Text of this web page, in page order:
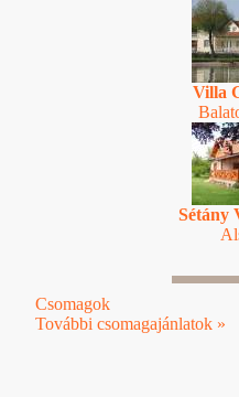
Villa
Sétány
Csomagok
További csomagajánlatok »